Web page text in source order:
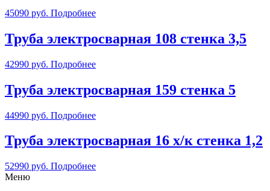
45090 руб. Подробнее
Труба электросварная 108 стенка 3,5
42990 руб. Подробнее
Труба электросварная 159 стенка 5
44990 руб. Подробнее
Труба электросварная 16 х/к стенка 1,2
52990 руб. Подробнее
Меню